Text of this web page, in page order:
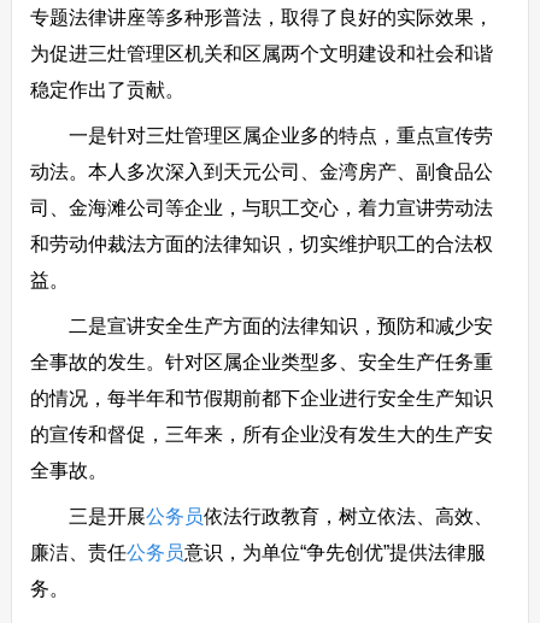
专题法律讲座等多种形普法，取得了良好的实际效果，
为促进三灶管理区机关和区属两个文明建设和社会和谐
稳定作出了贡献。
一是针对三灶管理区属企业多的特点，重点宣传劳
动法。本人多次深入到天元公司、金湾房产、副食品公
司、金海滩公司等企业，与职工交心，着力宣讲劳动法
和劳动仲裁法方面的法律知识，切实维护职工的合法权
益。
二是宣讲安全生产方面的法律知识，预防和减少安
全事故的发生。针对区属企业类型多、安全生产任务重
的情况，每半年和节假期前都下企业进行安全生产知识
的宣传和督促，三年来，所有企业没有发生大的生产安
全事故。
三是开展公务员依法行政教育，树立依法、高效、
廉洁、责任公务员意识，为单位“争先创优”提供法律服
务。